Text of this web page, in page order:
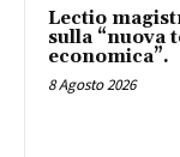
Lectio
sulla “nuova
economica”.
8 Agosto 2026